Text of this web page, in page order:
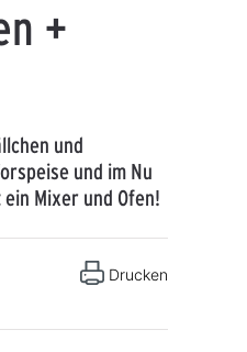
+
und
und im Nu
Mixer und Ofen!
Drucken